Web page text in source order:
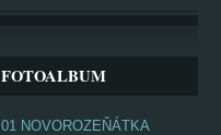
FOTOALBUM
01 NOVOROZEŇÁTKA